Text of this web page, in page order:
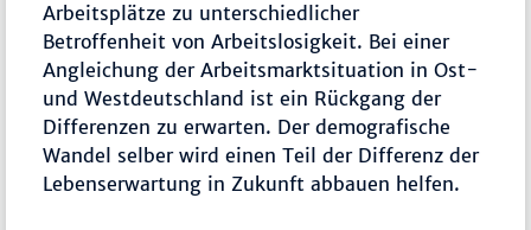
Arbeitsplätze zu unterschiedlicher
Betroffenheit von Arbeitslosigkeit. Bei einer
Angleichung der Arbeitsmarktsituation in Ost-
und Westdeutschland ist ein Rückgang der
Differenzen zu erwarten. Der demografische
Wandel selber wird einen Teil der Differenz der
Lebenserwartung in Zukunft abbauen helfen.